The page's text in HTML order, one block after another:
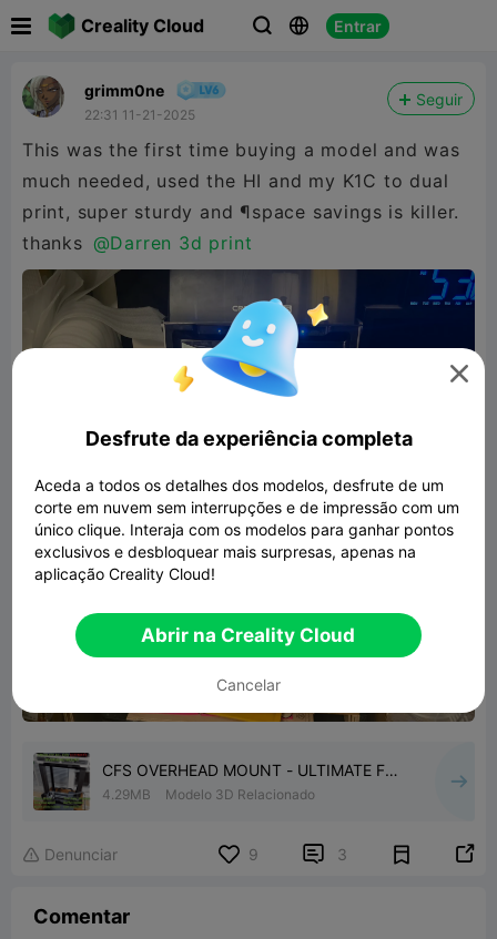
Creality Cloud   Entrar
grimm0ne
22:31 11-21-2025
Seguir
This was the first time buying a model and was
much needed, used the HI and my K1C to dual
print, super sturdy and ¶space savings is killer.
thanks @Darren 3d print
CFS OVERHEAD MOUNT - ULTIMATE FOR
CREALITY HI
4.29MB Modelo 3D Relacionado
 Denunciar 9  3 
Comentar

Desfrute da experiência completa
Aceda a todos os detalhes dos modelos, desfrute de um
corte em nuvem sem interrupções e de impressão com um
único clique. Interaja com os modelos para ganhar pontos
exclusivos e desbloquear mais surpresas, apenas na
aplicação Creality Cloud!
Abrir na Creality Cloud
Cancelar